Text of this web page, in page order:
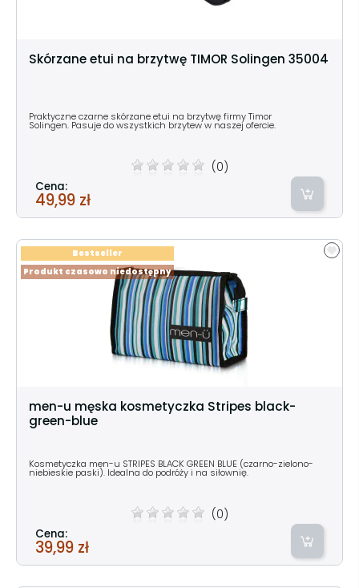
Skórzane etui na brzytwę TIMOR Solingen 35004
Praktyczne czarne skórzane etui na brzytwę firmy Timor
Solingen. Pasuje do wszystkich brzytew w naszej ofercie.
(0)
Cena:
49,99 zł
men-u męska kosmetyczka Stripes black-
green-blue
Kosmetyczka men-u STRIPES BLACK GREEN BLUE (czarno-zielono-
niebieskie paski). Idealna do podróży i na siłownię.
(0)
Cena:
39,99 zł
Produkt czasowo niedostępny
Bestseller